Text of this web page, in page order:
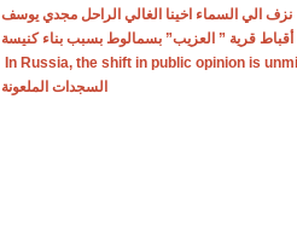
نزف الي السماء اخينا الغالي الراحل مجدي يوسف
أقباط قرية ” العزيب” بسمالوط بسبب بناء كنيسة
In Russia, the shift in public opinion is
السجدات الملعونة